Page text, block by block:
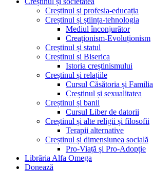
Creștinul și profesia-educația
Creștinul și știința-tehnologia
Mediul înconjurător
Creaționism-Evoluționism
Creștinul și statul
Creștinul și Biserica
Istoria creștinismului
Creștinul și relațiile
Cursul Căsătoria și Familia
Creștinul și sexualitatea
Creștinul și banii
Cursul Liber de datorii
Creștinul și alte religii și filosofii
Terapii alternative
Creștinul și dimensiunea socială
Pro-Viață și Pro-Adopție
Librăria Alfa Omega
Donează